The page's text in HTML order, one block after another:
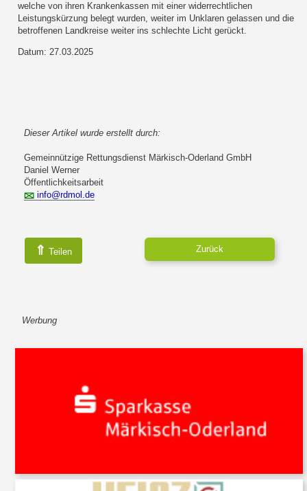
welche von ihren Krankenkassen mit einer widerrechtlichen
Leistungskürzung belegt wurden, weiter im Unklaren gelassen und die
betroffenen Landkreise weiter ins schlechte Licht gerückt.
Datum: 27.03.2025
Dieser Artikel wurde erstellt durch:
Gemeinnützige Rettungsdienst Märkisch-Oderland GmbH
Daniel Werner
Öffentlichkeitsarbeit
info@rdmol.de
⇑ Teilen Zurück
Werbung